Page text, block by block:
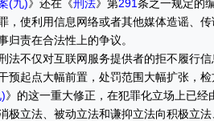
(九)》还在《刑法》第291条之一规定的
，使利用信息网络或者其他媒体造谣、
归责在合法性上的争议。
不仅对互联网服务提供者的拒不履行信
预起点大幅前置，处罚范围大幅扩张，
》的这一重大修正，在犯罪化立场上已
极立法、被动立法和谦抑立法向积极立